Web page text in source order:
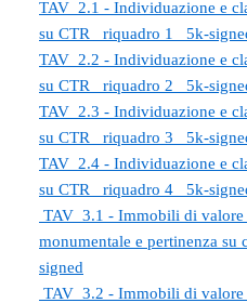
TAV_2.1 - Individuazione e
su CTR _riquadro 1_ 5k-
TAV_2.2 - Individuazione e
su CTR _riquadro 2_ 5k-
TAV_2.3 - Individuazione e
su CTR _riquadro 3_ 5k-
TAV_2.4 - Individuazione e
su CTR _riquadro 4_ 5k-
TAV_3.1 - Immobili di valore
monumentale e pertinenza su
signed
TAV_3.2 - Immobili di valore